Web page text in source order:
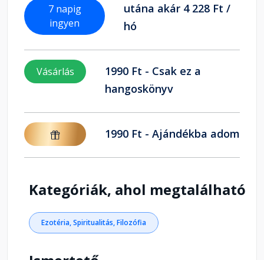
7 napig
ingyen
utána akár 4 228 Ft /
hó
Vásárlás
1990 Ft - Csak ez a
hangoskönyv
1990 Ft - Ajándékba adom
Kategóriák, ahol megtalálható
Ezotéria, Spiritualitás, Filozófia